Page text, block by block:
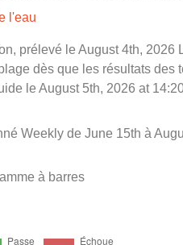
l'eau
prélevé le August 4th, 2026
dès que les résultats des
le August 5th, 2026 at
Weekly de June 15th à
à barres